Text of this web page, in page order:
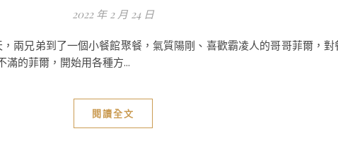
2022 年 2 月 24 日
兩兄弟到了一個小餐館聚餐，氣質陽剛、喜歡霸凌人的哥哥菲爾，
的菲爾，開始用各種方...
閱讀全文